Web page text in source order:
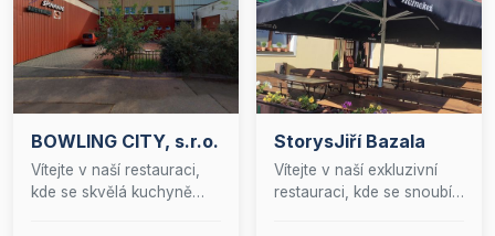
BOWLING CITY, s.r.o.
Vítejte v naší restauraci,
kde se skvělá kuchyně
StorysJiří Bazala
Vítejte v naší exkluzivní
restauraci, kde se snoubí